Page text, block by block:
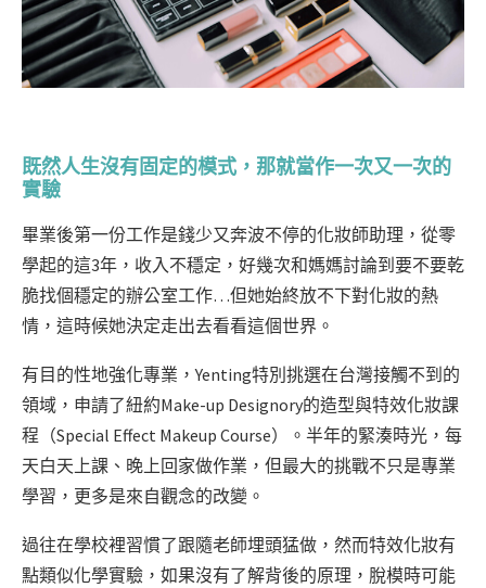
既然人生沒有固定的模式，那就當作一次又一次的
實驗
畢業後第一份工作是錢少又奔波不停的化妝師助理，從零
學起的這3年，收入不穩定，好幾次和媽媽討論到要不要乾
脆找個穩定的辦公室工作…但她始終放不下對化妝的熱
情，這時候她決定走出去看看這個世界。
有目的性地強化專業，Yenting特別挑選在台灣接觸不到的
領域，申請了紐約Make-up Designory的造型與特效化妝課
程（Special Effect Makeup Course）。半年的緊湊時光，每
天白天上課、晚上回家做作業，但最大的挑戰不只是專業
學習，更多是來自觀念的改變。
過往在學校裡習慣了跟隨老師埋頭猛做，然而特效化妝有
點類似化學實驗，如果沒有了解背後的原理，脫模時可能